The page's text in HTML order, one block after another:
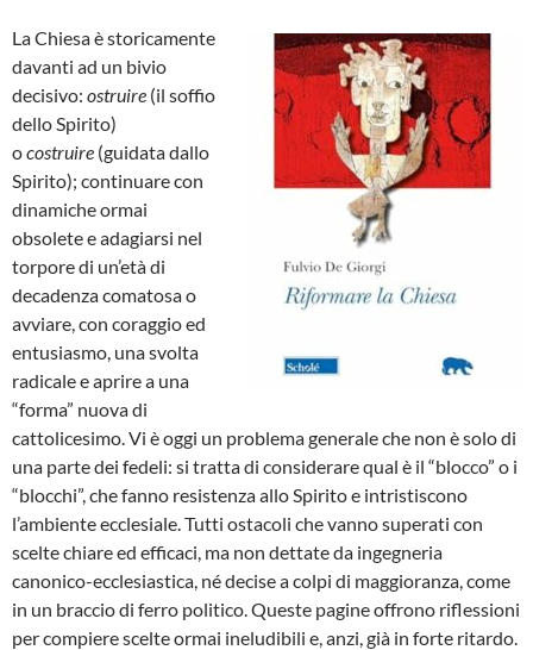
La Chiesa è storicamente
davanti ad un bivio
decisivo: ostruire (il soffio
dello Spirito)
ocostruire (guidata dallo
Spirito); continuare con
dinamiche ormai
obsolete e adagiarsi nel
torpore di un’età di
decadenza comatosa o
avviare, con coraggio ed
entusiasmo, una svolta
radicale e aprire a una
“forma” nuova di
cattolicesimo. Vi è oggi un problema generale che non è solo di
una parte dei fedeli: si tratta di considerare qual è il “blocco” o i
“blocchi”, che fanno resistenza allo Spirito e intristiscono
l’ambiente ecclesiale. Tutti ostacoli che vanno superati con
scelte chiare ed efficaci, ma non dettate da ingegneria
canonico-ecclesiastica, né decise a colpi di maggioranza, come
in un braccio di ferro politico. Queste pagine offrono riflessioni
per compiere scelte ormai ineludibili e, anzi, già in forte ritardo.